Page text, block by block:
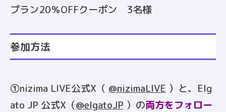
プラン20％OFFクーポン 3名様
参加方法
①nizima LIVE公式X（ @nizimaLIVE ）と、Elg
ato JP 公式X（@elgatoJP ）の両方をフォロー